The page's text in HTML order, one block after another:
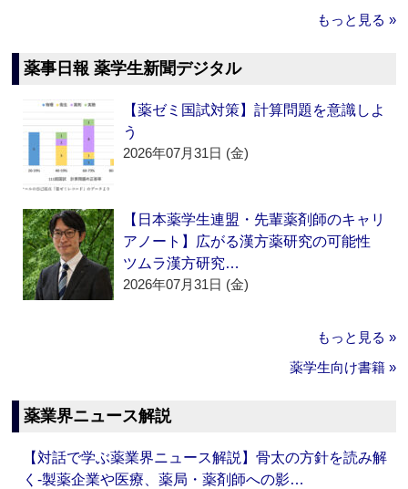
もっと見る »
薬事日報 薬学生新聞デジタル
【薬ゼミ国試対策】計算問題を意識しよ
う
2026年07月31日 (金)
【日本薬学生連盟・先輩薬剤師のキャリ
アノート】広がる漢方薬研究の可能性
ツムラ漢方研究…
2026年07月31日 (金)
もっと見る »
薬学生向け書籍 »
薬業界ニュース解説
【対話で学ぶ薬業界ニュース解説】骨太の方針を読み解
く‐製薬企業や医療、薬局・薬剤師への影…